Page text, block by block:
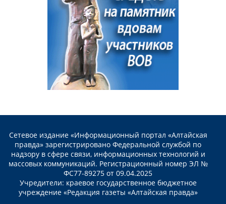
Сетевое издание «Информационный портал «Алтайская
правда» зарегистрировано Федеральной службой по
надзору в сфере связи, информационных технологий и
массовых коммуникаций. Регистрационный номер ЭЛ №
ФС77-89275 от 09.04.2025
Учредители: краевое государственное бюджетное
учреждение «Редакция газеты «Алтайская правда»